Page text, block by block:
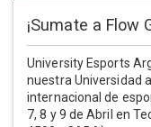
¡Sumate a Flow
University Esports
nuestra Universidad
internacional de
7, 8 y 9 de Abril en